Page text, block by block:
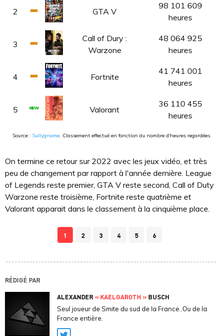
2 GTA V
98 101 609
heures
3
Call of Dury :
Warzone
48 064 925
heures
4 Fortnite
41 741 001
heures
5 Valorant
36 110 455
heures
Source : Sullygnome. Classement effectué en fonction du nombre d'heures regardées
On termine ce retour sur 2022 avec les jeux vidéo, et très
peu de changement par rapport à l'année dernière. League
of Legends reste premier, GTA V reste second, Call of Duty
Warzone reste troisième, Fortnite reste quatrième et
Valorant apparait dans le classement à la cinquième place.
1 2 3 4 5 6
RÉDIGÉ PAR
ALEXANDER « KAELGAROTH » BUSCH
Seul joueur de Smite du sud de la France..Ou de la
France entière.